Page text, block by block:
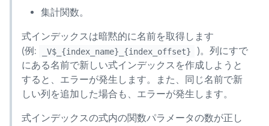
集計関数。
式インデックスは暗黙的に名前を取得します
(例:
_V$_{index_name}_{index_offset}
)。列にすで
にある名前で新しい式インデックスを作成しようと
すると、エラーが発生します。また、同じ名前で新
しい列を追加した場合も、エラーが発生します。
式インデックスの式内の関数パラメータの数が正し